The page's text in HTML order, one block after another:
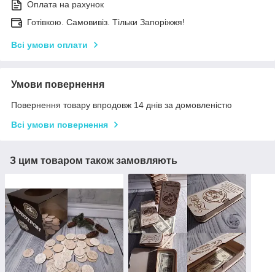
Оплата на рахунок
Готівкою. Самовивіз. Тільки Запоріжжя!
Всі умови оплати
Умови повернення
Повернення товару впродовж 14 днів за домовленістю
Всі умови повернення
З цим товаром також замовляють